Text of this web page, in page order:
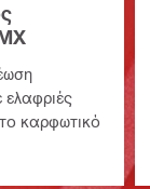
ελαφριές
καρφωτικό